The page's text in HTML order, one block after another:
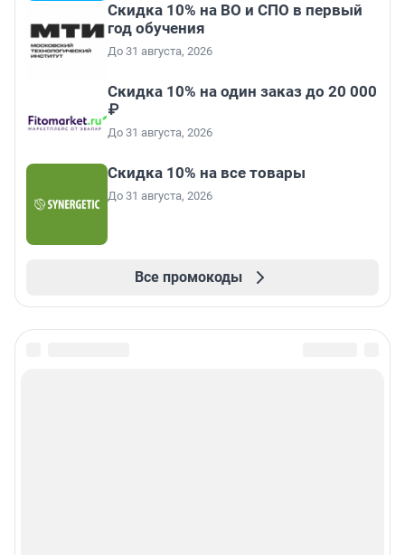
Скидка 10% на ВО и СПО в первый
год обучения
До 31 августа, 2026
Скидка 10% на один заказ до 20 000
₽
До 31 августа, 2026
Скидка 10% на все товары
До 31 августа, 2026
Все промокоды